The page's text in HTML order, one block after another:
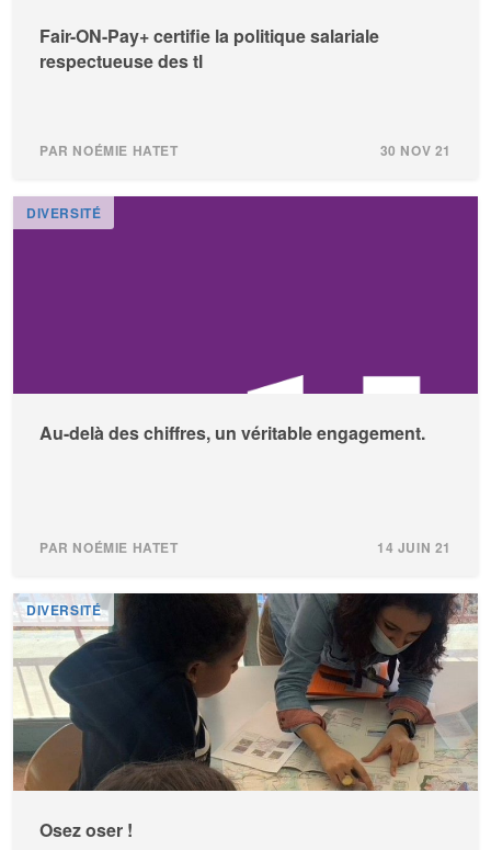
Fair-ON-Pay+ certifie la politique salariale
respectueuse des tl
PAR NOÉMIE HATET 30 NOV 21
DIVERSITÉ
Au-delà des chiffres, un véritable engagement.
PAR NOÉMIE HATET 14 JUIN 21
DIVERSITÉ
Osez oser !